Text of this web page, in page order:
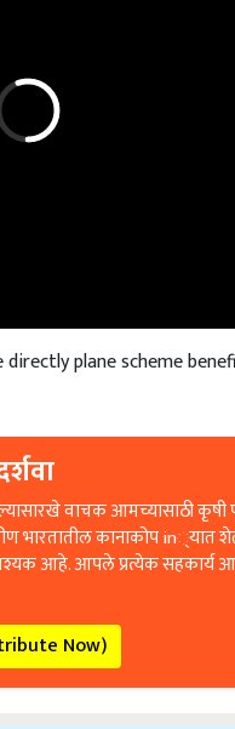
plane scheme
वाचक आमच्यासाठी कृषी
भारतातील कानाकोप in्यात
आहे. आपले प्रत्येक सहकार्य
Now)